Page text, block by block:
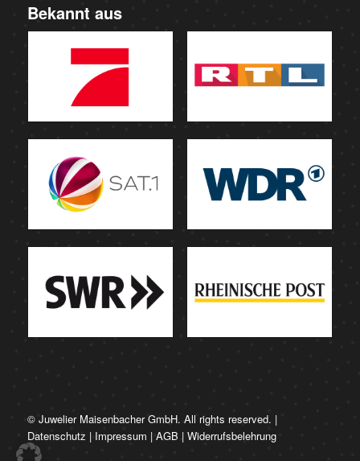
Bekannt aus
© Juwelier Maisenbacher GmbH. All rights reserved. |
Datenschutz | Impressum | AGB | Widerrufsbelehrung